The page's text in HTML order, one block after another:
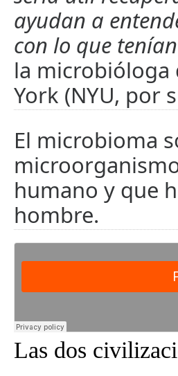
ayudan a
con lo que
la microbióloga
York (NYU, por
El microbioma
humano y que
hombre.
Las dos